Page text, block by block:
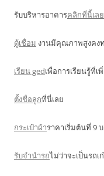
รับบริหารอาคารคลิกที่นี้เล
ตู้เชื่อม งานมีคุณภาพสูงคง
เรียน gedเพื่อการเรียนรู้ที่
ตั้งชื่อลูกที่นี่เลย
กระเป๋าผ้าราคาเริ่มต้นที่ 9
รับจำนำรถไม่ว่าจะเป็นรถเ